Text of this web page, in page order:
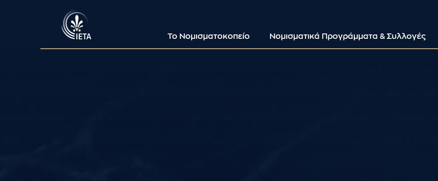
Το Νομισματοκοπείο Νομισματικά Προγράμματα & Συλλογές